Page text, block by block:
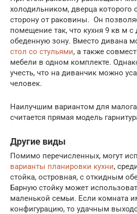
холодильником, дверца которого
сторону от раковины. Он
помещение так, что кухня 9 кв м
обеденную зону. Вместо дивана
стол со стульями, а также
мебели в одном комплекте.
учесть, что на диванчик можно
человек.
Наилучшим вариантом для
считается прямая модель
Другие виды
Помимо перечисленных, могут
варианты планировки кухни,
стойка, островная, с откидным
Барную стойку может
маленькой семьи. Если комната
конфигурацию, то удачным